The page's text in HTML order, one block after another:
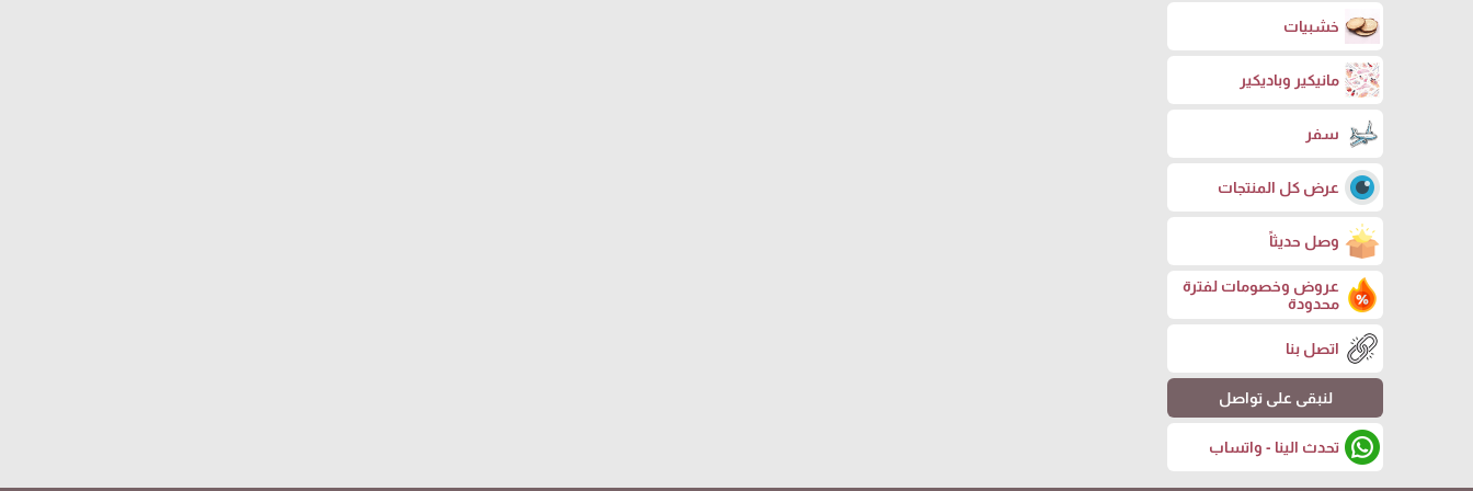
خشبيات
مانيكير وباديكير
سفر
عرض كل المنتجات
وصل حديثاً
عروض وخصومات لفترة
محدودة
اتصل بنا
لنبقى على تواصل
تحدث الينا - واتساب